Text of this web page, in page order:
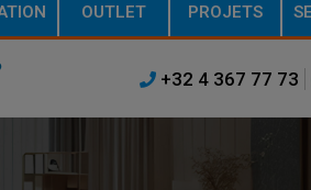
OUTLET PROJETS
+32 4 367 77 73